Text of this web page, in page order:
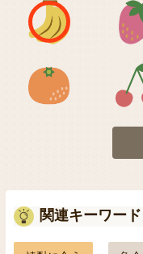
アイコン1
アイコン5
関連キーワード